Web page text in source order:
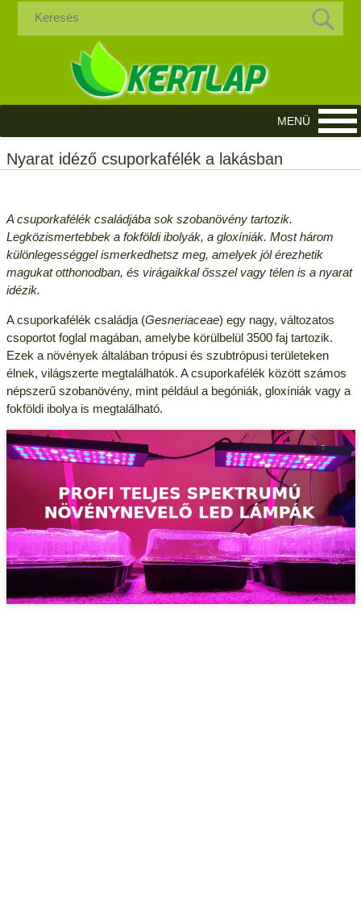
Nyarat idéző csuporkafélék a lakásban
A csuporkafélék családjába sok szobanövény tartozik.
Legközismertebbek a fokföldi ibolyák, a gloxíniák. Most három
különlegességgel ismerkedhetsz meg, amelyek jól érezhetik
magukat otthonodban, és virágaikkal ősszel vagy télen is a nyarat
idézik.
A csuporkafélék családja (Gesneriaceae) egy nagy, változatos
csoportot foglal magában, amelybe körülbelül 3500 faj tartozik.
Ezek a növények általában trópusi és szubtrópusi területeken
élnek, világszerte megtalálhatók. A csuporkafélék között számos
népszerű szobanövény, mint például a begóniák, gloxíniák vagy a
fokföldi ibolya is megtalálható.